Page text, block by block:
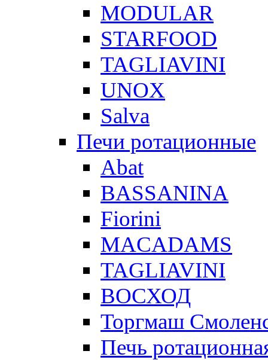
MODULAR
STARFOOD
TAGLIAVINI
UNOX
Salva
Печи ротационные
Abat
BASSANINA
Fiorini
MACADAMS
TAGLIAVINI
ВОСХОД
Торгмаш
Печь